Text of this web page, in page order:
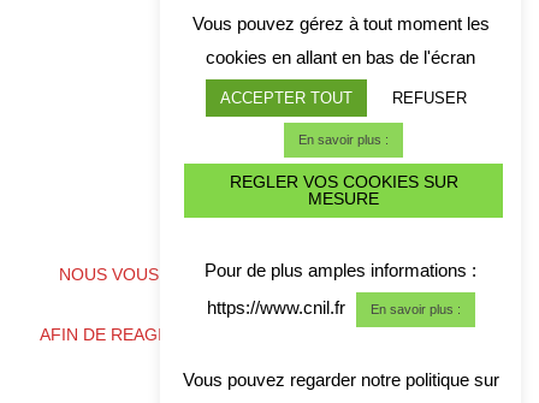
ALERTE CYBER CRISE
NOUS VOUS CONSEILLONS DE TELECHARGER NOS
COORDONNES
AFIN DE REAGIR RAPIDEMENT EN CAS DE CRISE CYBER
Vous pouvez gérez à tout moment les
cookies en allant en bas de l'écran
ACCEPTER TOUT REFUSER
En savoir plus :
REGLER VOS COOKIES SUR
MESURE
Pour de plus amples informations :
https://www.cnil.fr
En savoir plus :
Vous pouvez regarder notre politique sur